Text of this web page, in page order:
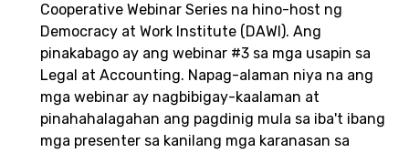
Cooperative Webinar Series na hino-host ng
Democracy at Work Institute (DAWI). Ang
pinakabago ay ang webinar #3 sa mga usapin sa
Legal at Accounting. Napag-alaman niya na ang
mga webinar ay nagbibigay-kaalaman at
pinahahalagahan ang pagdinig mula sa iba't ibang
mga presenter sa kanilang mga karanasan sa